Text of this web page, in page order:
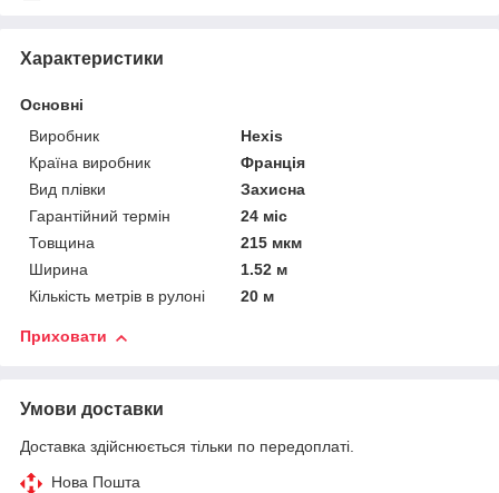
Характеристики
Основні
Виробник
Hexis
Країна виробник
Франція
Вид плівки
Захисна
Гарантійний термін
24 міс
Товщина
215 мкм
Ширина
1.52 м
Кількість метрів в рулоні
20 м
Приховати
Умови доставки
Доставка здійснюється тільки по передоплаті.
Нова Пошта